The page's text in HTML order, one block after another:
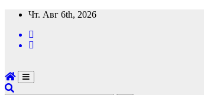
Перейти
содержимому
Чт. Авг 6th, 2026